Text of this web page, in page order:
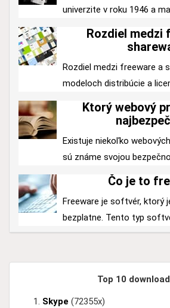
univerzite v roku 1946 a
Rozdiel medzi
Rozdiel medzi freeware a
modeloch distribúcie a
Ktorý webový
Existuje niekoľko
sú známe svojou
Čo je to
Freeware je softvér, ktorý
bezplatne. Tento typ
Top 10 download
Skype (72355x)